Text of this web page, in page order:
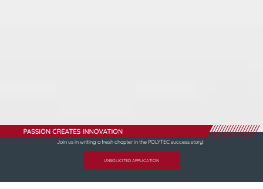
Join us in writing a fresh chapter in the POLYTEC success story!
UNSOLICITED APPLICATION